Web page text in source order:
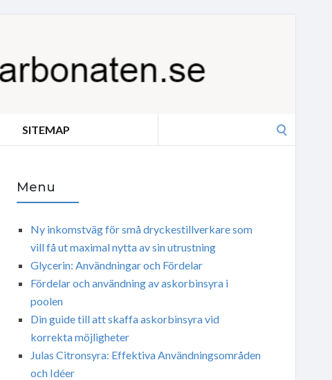
SITEMAP
Menu
Ny inkomstväg för små dryckestillverkare som
vill få ut maximal nytta av sin utrustning
Glycerin: Användningar och Fördelar
Fördelar och användning av askorbinsyra i
poolen
Din guide till att skaffa askorbinsyra vid
korrekta möjligheter
Julas Citronsyra: Effektiva Användningsområden
och Idéer